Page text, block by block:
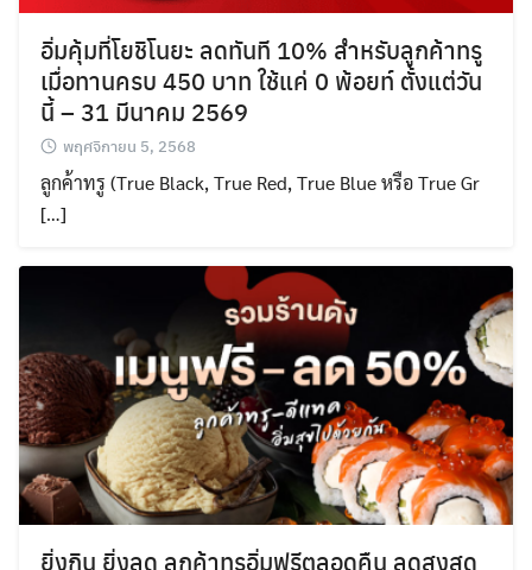
อิ่มคุ้มที่โยชิโนยะ ลดทันที 10% สำหรับลูกค้าทรู
เมื่อทานครบ 450 บาท ใช้แค่ 0 พ้อยท์ ตั้งแต่วัน
นี้ – 31 มีนาคม 2569
พฤศจิกายน 5, 2568
ลูกค้าทรู (True Black, True Red, True Blue หรือ True Gr
[…]
ยิ่งกิน ยิ่งลด ลูกค้าทรูอิ่มฟรีตลอดคืน ลดสูงสุด